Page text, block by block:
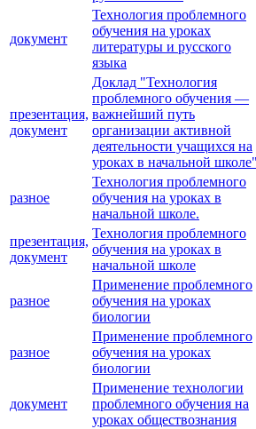
документ
Технология проблемного
обучения на уроках
литературы и русского
языка
презентация,
документ
Доклад "Технология
проблемного обучения —
важнейший путь
организации активной
деятельности учащихся на
уроках в начальной школе"
разное
Технология проблемного
обучения на уроках в
начальной школе.
презентация,
документ
Технология проблемного
обучения на уроках в
начальной школе
разное
Применение проблемного
обучения на уроках
биологии
разное
Применение проблемного
обучения на уроках
биологии
документ
Применение технологии
проблемного обучения на
уроках обществознания